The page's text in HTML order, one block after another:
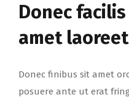
Donec
amet laoreet
Donec finibus sit amet
posuere ante ut erat